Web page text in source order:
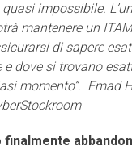
quasi impossibile.
mantenere un
di sapere
e dove si trovano
momento”. Emad
finalmente